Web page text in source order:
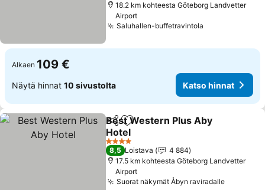
18.2 km kohteesta Göteborg Landvetter
Airport
Saluhallen-buffetravintola
Alkaen 109 €
Näytä hinnat 10 sivustolta Katso hinnat
Jaa Lisää suosikkeihin
Best Western Plus Aby
Hotel
Katso hinnat
4 Tähtiluokitus
8,5 Loistava
4 884
17.5 km kohteesta Göteborg Landvetter
Airport
Suorat näkymät Åbyn raviradalleKatso